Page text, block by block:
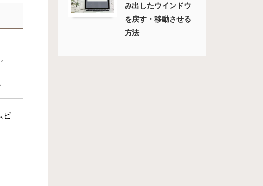
ビ
み出したウインドウ
を戻す・移動させる
方法